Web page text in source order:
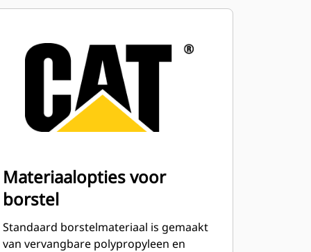
Materiaalopties voor
borstel
Standaard borstelmateriaal is gemaakt
van vervangbare polypropyleen en